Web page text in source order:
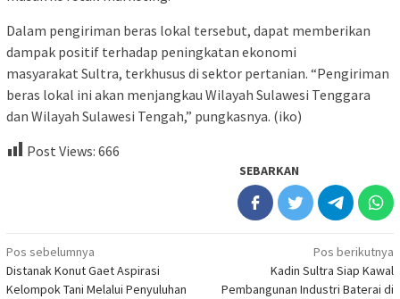
Dalam pengiriman beras lokal tersebut, dapat memberikan
dampak positif terhadap peningkatan ekonomi
masyarakat Sultra, terkhusus di sektor pertanian. “Pengiriman
beras lokal ini akan menjangkau Wilayah Sulawesi Tenggara
dan Wilayah Sulawesi Tengah,” pungkasnya. (iko)
Post Views: 666
SEBARKAN
Navigasi
pos
Pos sebelumnya
Distanak Konut Gaet Aspirasi
Kelompok Tani Melalui Penyuluhan
Pos berikutnya
Kadin Sultra Siap Kawal
Pembangunan Industri Baterai di